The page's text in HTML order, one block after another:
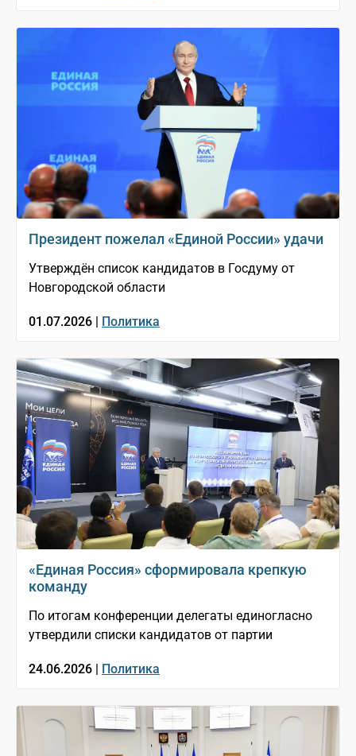
Президент пожелал «Единой России» удачи
Утверждён список кандидатов в Госдуму от
Новгородской области
01.07.2026 | Политика
«Единая Россия» сформировала крепкую
команду
По итогам конференции делегаты единогласно
утвердили списки кандидатов от партии
24.06.2026 | Политика